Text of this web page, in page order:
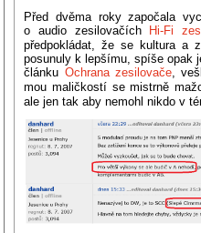
Před dvěma roky započala
o audio zesilovačích
Hi-Fi
předpokládat, že se kultura a
posunuly k lepšímu, spíše opak
článku Ochrana zesilovače,
mou maličkostí se mistrně
ale jen tak aby nemohl nikdo v